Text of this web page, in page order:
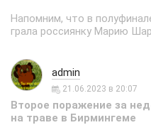
Напомним, что в
грала россиянку Марию
admin
21.06.2023 в 20:07
Второе поражение за
на траве в Бирмингеме